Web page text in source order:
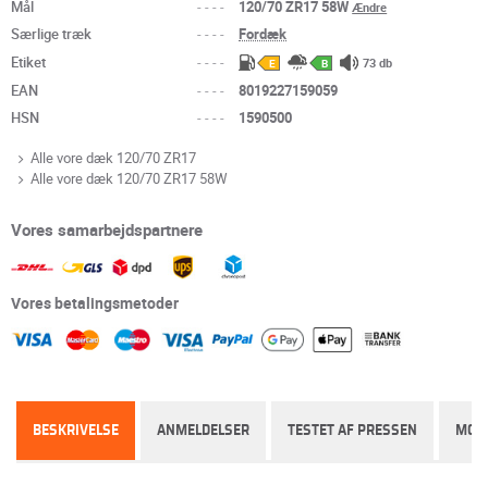
Mål
---- 120/70 ZR17 58WÆndre
Særlige træk ----
Fordæk
Etiket
---- E B 73 db
EAN ----
8019227159059
HSN
---- 1590500
Alle vore dæk 120/70 ZR17
Alle vore dæk 120/70 ZR17 58W
Vores samarbejdspartnere
Vores betalingsmetoder
BESKRIVELSE ANMELDELSER TESTET AF PRESSEN